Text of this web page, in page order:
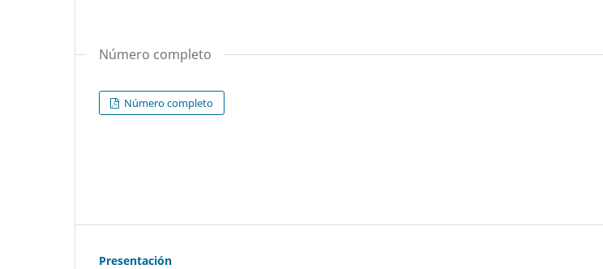
Número completo
Número completo
Presentación